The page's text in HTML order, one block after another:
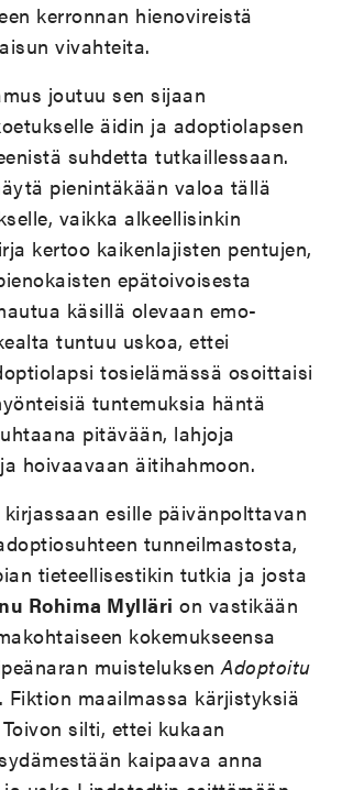
kerronnan hienovireistä
vivahteita.
joutuu sen sijaan
äidin ja adoptiolapsen
suhdetta tutkaillessaan.
pienintäkään valoa tällä
vaikka alkeellisinkin
kertoo kaikenlajisten pentujen,
epätoivoisesta
käsillä olevaan emo-
tuntuu uskoa, ettei
tosielämässä osoittaisi
tuntemuksia häntä
pitävään, lahjoja
hoivaavaan äitihahmoon.
esille päivänpolttavan
tunneilmastosta,
tieteellisestikin tutkia ja josta
Rohima Mylläri on vastikään
kokemukseensa
muisteluksenAdoptoitu
Fiktion maailmassa kärjistyksiä
silti, ettei kukaan
kaipaava anna